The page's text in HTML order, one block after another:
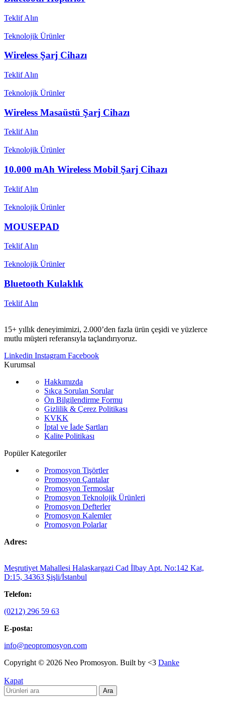
Teklif Alın
Teknolojik Ürünler
Wireless Şarj Cihazı
Teklif Alın
Teknolojik Ürünler
Wireless Masaüstü Şarj Cihazı
Teklif Alın
Teknolojik Ürünler
10.000 mAh Wireless Mobil Şarj Cihazı
Teklif Alın
Teknolojik Ürünler
MOUSEPAD
Teklif Alın
Teknolojik Ürünler
Bluetooth Kulaklık
Teklif Alın
15+ yıllık deneyimimizi, 2.000’den fazla ürün çeşidi ve yüzlerce
mutlu müşteri referansıyla taçlandırıyoruz.
Linkedin Instagram Facebook
Kurumsal
Hakkımızda
Sıkça Sorulan Sorular
Ön Bilgilendirme Formu
Gizlilik & Çerez Politikası
KVKK
İptal ve İade Şartları
Kalite Politikası
Popüler Kategoriler
Promosyon Tişörtler
Promosyon Çantalar
Promosyon Termoslar
Promosyon Teknolojik Ürünleri
Promosyon Defterler
Promosyon Kalemler
Promosyon Polarlar
Adres:
Meşrutiyet Mahallesi Halaskargazi Cad İlbay Apt. No:142 Kat,
D:15, 34363 Şişli/İstanbul
Telefon:
(0212) 296 59 63
E-posta:
info@neopromosyon.com
Copyright © 2026 Neo Promosyon. Built by <3 Danke
Kapat
Ara